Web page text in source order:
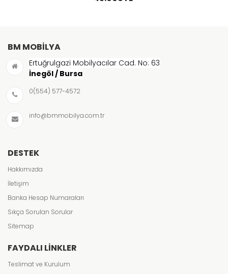
BM MOBILYA
Ertuğrulgazi Mobilyacılar Cad. No: 63
İnegöl / Bursa
0(554) 577-4572
info@bmmobilya.com.tr
DESTEK
Hakkımızda
İletişim
Banka Hesap Numaraları
Sıkça Sorulan Sorular
Sitemap
FAYDALI LINKLER
Teslimat ve Kurulum